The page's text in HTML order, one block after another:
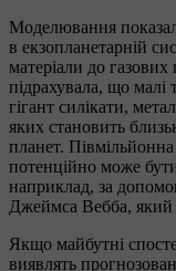
Моделювання
в екзопланетарній
матеріали до
підрахувала, що малі
гігант силікати,
яких становить
планет.
потенційно може
наприклад, за
Джеймса Вебба, який
Якщо майбутні
виявлять